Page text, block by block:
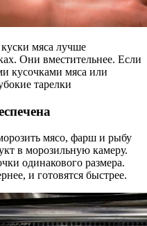
мяса лучше
Они вместительнее. Если
кусочками мяса или
тарелки
мясо, фарш и рыбу
в морозильную камеру.
одинакового размера.
и готовятся быстрее.